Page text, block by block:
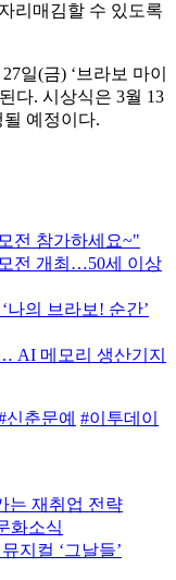
리매김할 수 있도록
일(금) ‘브라보 마이
다. 시상식은 3월 13
예정이다.
전 참가하세요~"
전 개최…50세 이상
의 브라보! 순간’
AI 메모리 생산기지
신춘문예 #이투데이
는 재취업 전략
화소식
지컬 ‘그날들’